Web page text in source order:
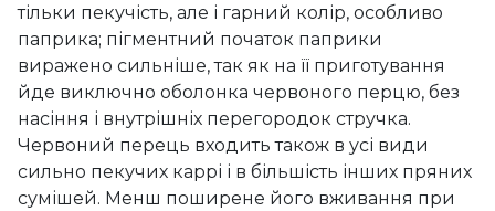
тільки пекучість, але і гарний колір, особливо
паприка; пігментний початок паприки
виражено сильніше, так як на її приготування
йде виключно оболонка червоного перцю, без
насіння і внутрішніх перегородок стручка.
Червоний перець входить також в усі види
сильно пекучих каррі і в більшість інших пряних
сумішей. Менш поширене його вживання при